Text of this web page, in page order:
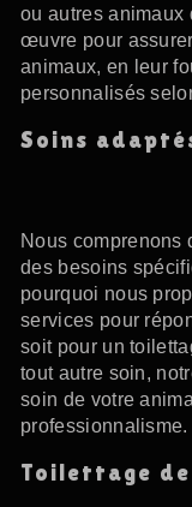
ou autres animaux
œuvre pour
animaux, en leur
personnalisés
Soins
Nous comprenons
des besoins
pourquoi nous
services pour
soit pour un
tout autre soin,
soin de votre
professionnalisme.
Toilettage